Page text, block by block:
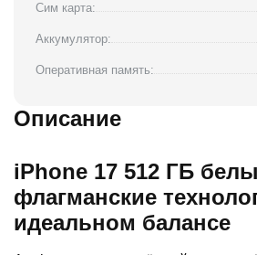
Сим карта:
Аккумулятор:
Оперативная память:
Описание
iPhone 17 512 ГБ
флагманские
идеальном балансе